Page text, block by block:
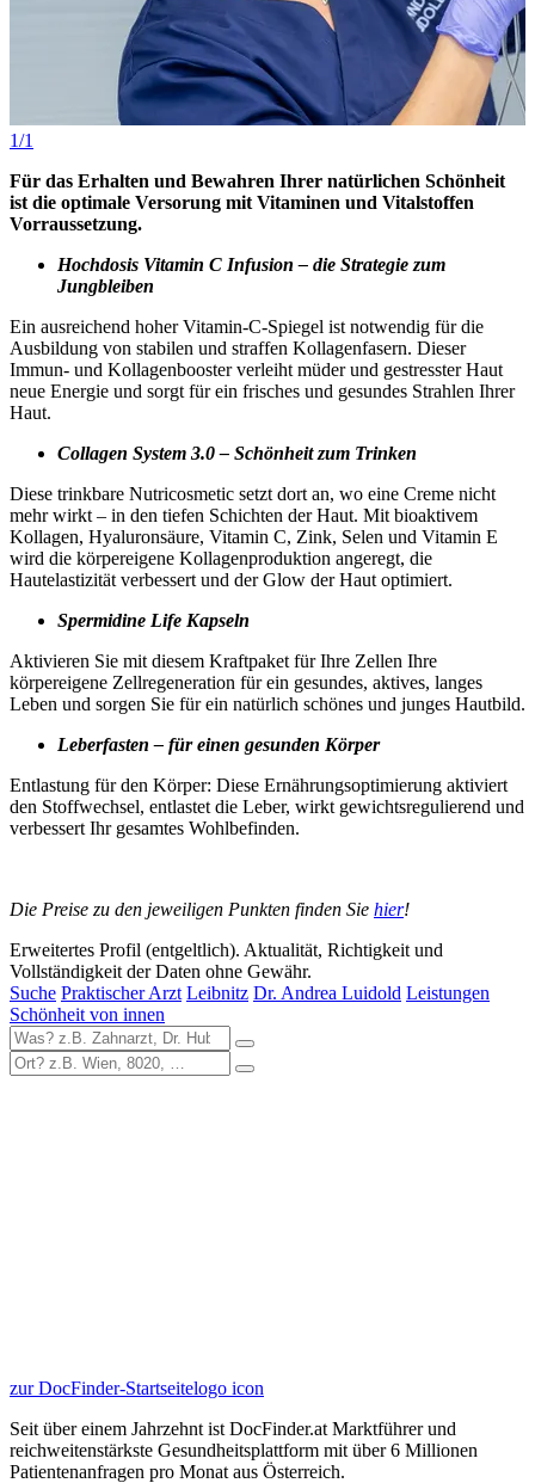
1/1
Für das Erhalten und Bewahren Ihrer natürlichen Schönheit
ist die optimale Versorung mit Vitaminen und Vitalstoffen
Vorraussetzung.
Hochdosis Vitamin C Infusion – die Strategie zum
Jungbleiben
Ein ausreichend hoher Vitamin-C-Spiegel ist notwendig für die
Ausbildung von stabilen und straffen Kollagenfasern. Dieser
Immun- und Kollagenbooster verleiht müder und gestresster Haut
neue Energie und sorgt für ein frisches und gesundes Strahlen Ihrer
Haut.
Collagen System 3.0 – Schönheit zum Trinken
Diese trinkbare Nutricosmetic setzt dort an, wo eine Creme nicht
mehr wirkt – in den tiefen Schichten der Haut. Mit bioaktivem
Kollagen, Hyaluronsäure, Vitamin C, Zink, Selen und Vitamin E
wird die körpereigene Kollagenproduktion angeregt, die
Hautelastizität verbessert und der Glow der Haut optimiert.
Spermidine Life Kapseln
Aktivieren Sie mit diesem Kraftpaket für Ihre Zellen Ihre
körpereigene Zellregeneration für ein gesundes, aktives, langes
Leben und sorgen Sie für ein natürlich schönes und junges Hautbild.
Leberfasten – für einen gesunden Körper
Entlastung für den Körper: Diese Ernährungsoptimierung aktiviert
den Stoffwechsel, entlastet die Leber, wirkt gewichtsregulierend und
verbessert Ihr gesamtes Wohlbefinden.
Die Preise zu den jeweiligen Punkten finden Sie hier!
Erweitertes Profil (entgeltlich). Aktualität, Richtigkeit und
Vollständigkeit der Daten ohne Gewähr.
Suche Praktischer Arzt Leibnitz Dr. Andrea Luidold Leistungen
Schönheit von innen
zur DocFinder-Startseitelogo icon
Seit über einem Jahrzehnt ist DocFinder.at Marktführer und
reichweitenstärkste Gesundheitsplattform mit über 6 Millionen
Patientenanfragen pro Monat aus Österreich.